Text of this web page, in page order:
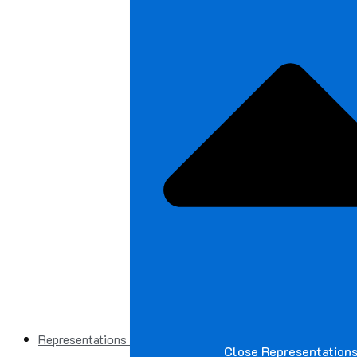
Representations
Close Representations